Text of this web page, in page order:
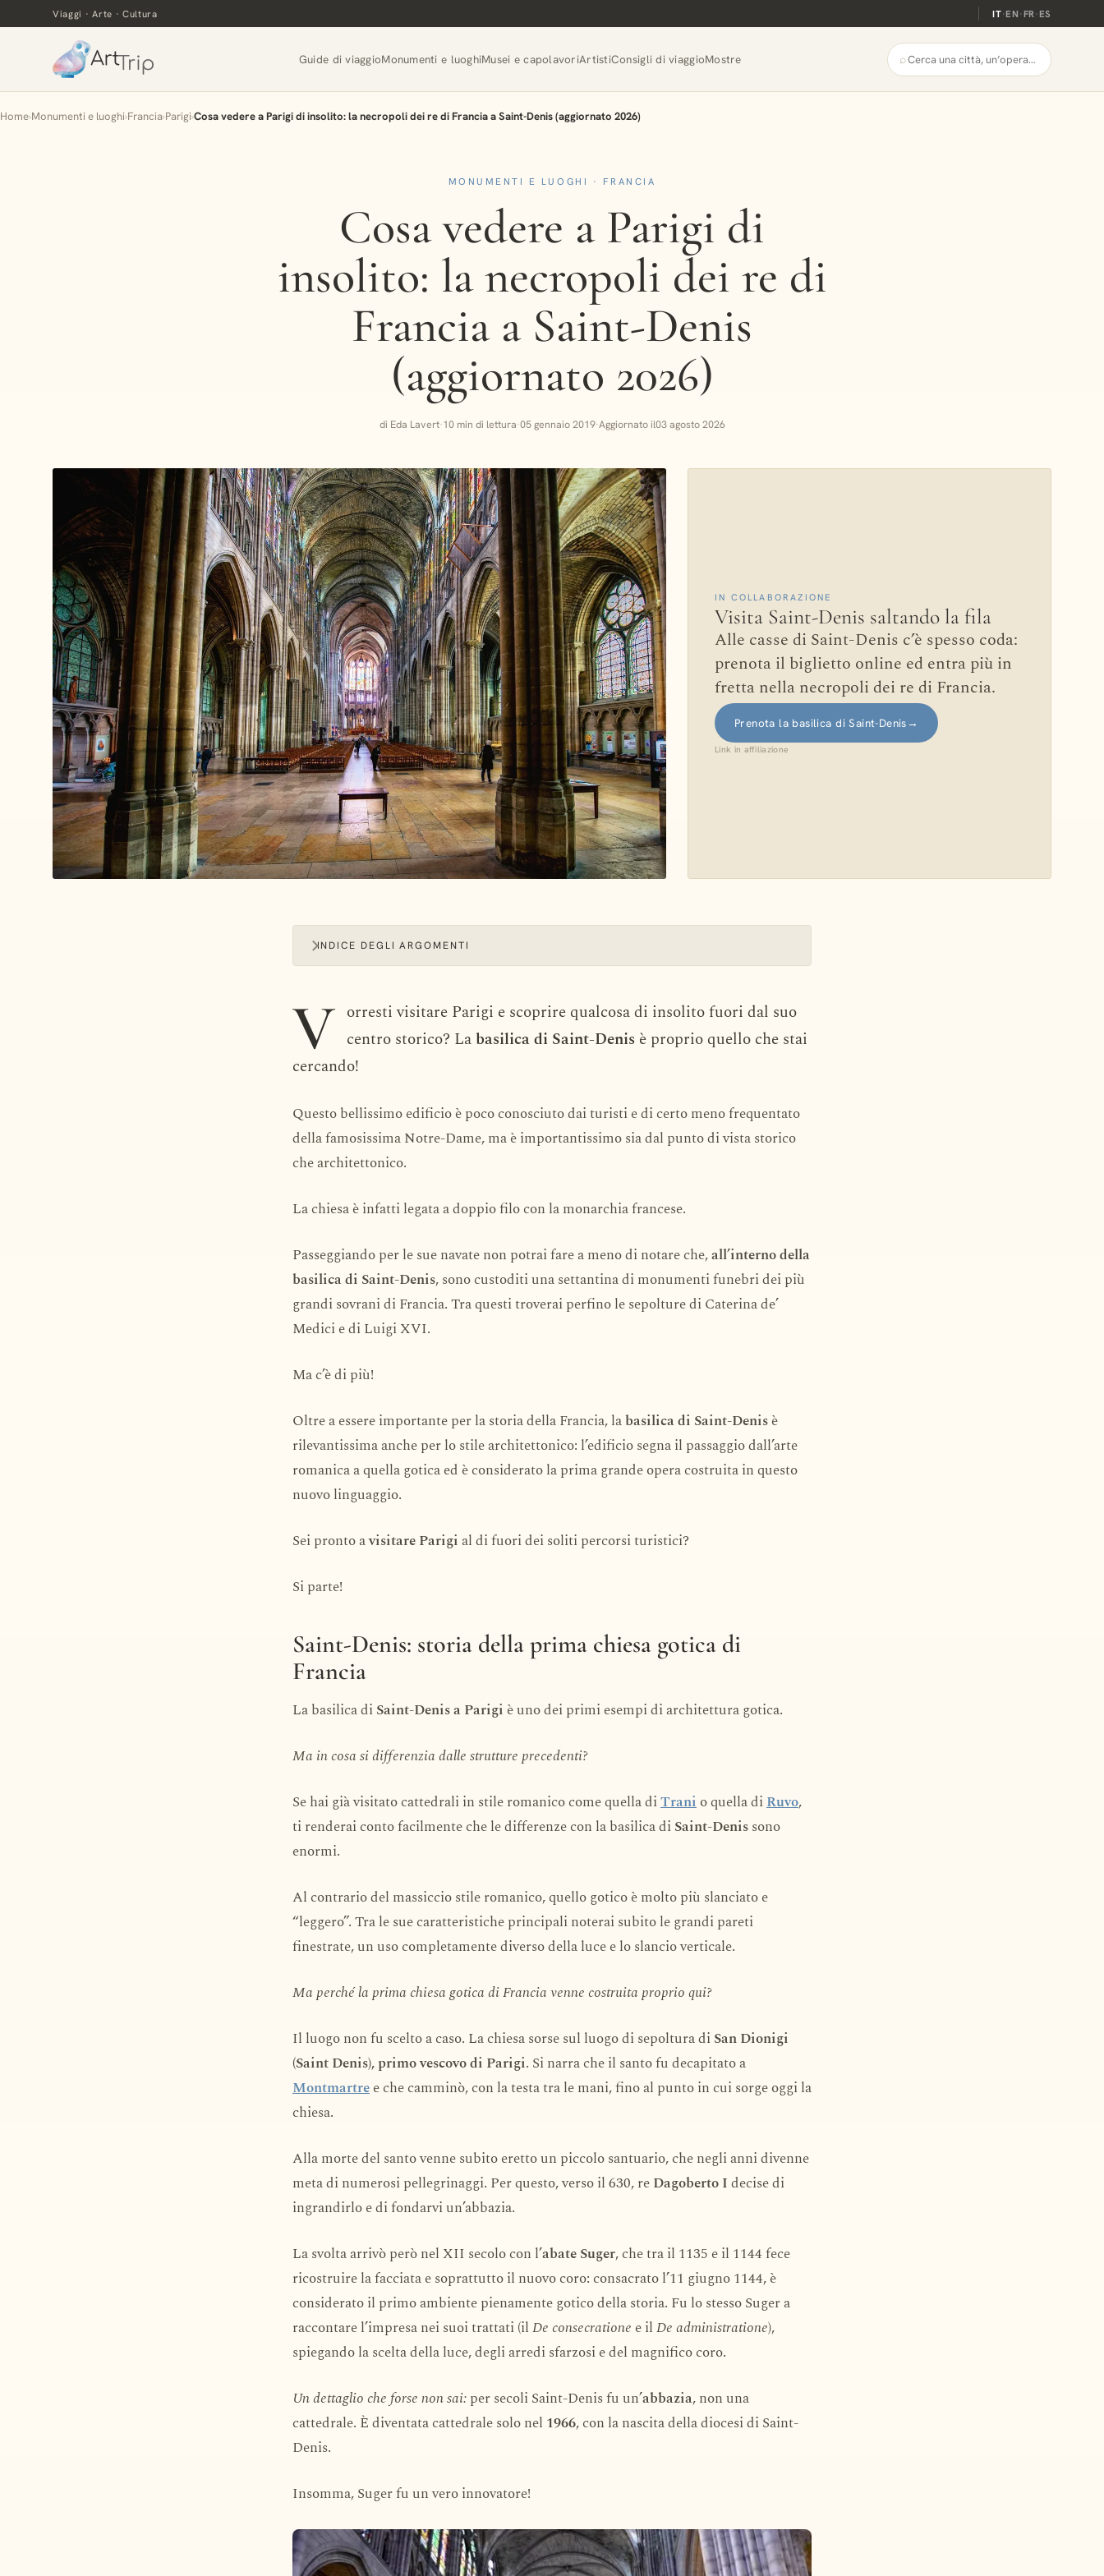
Viaggi · Arte · Cultura IT·EN · FR· ES
Guide di viaggioMonumenti e luoghiMusei e capolavoriArtistiConsigli di viaggioMostre ⌕
Home›Monumenti e luoghi›Francia›Parigi›Cosa vedere a Parigi di insolito: la necropoli dei re di Francia a Saint-Denis (aggiornato 2026)
MONUMENTI E LUOGHI · FRANCIA
Cosa vedere a Parigi di
insolito: la necropoli dei re di
Francia a Saint-Denis
(aggiornato 2026)
di Eda Lavert·10 min di lettura·05 gennaio 2019·Aggiornato il03 agosto 2026
IN COLLABORAZIONE
Visita Saint-Denis saltando la fila
Alle casse di Saint-Denis c’è spesso coda:
prenota il biglietto online ed entra più in
fretta nella necropoli dei re di Francia.
Prenota la basilica di Saint-Denis →
Link in affiliazione
INDICE DEGLI ARGOMENTI
V orresti visitare Parigi e scoprire qualcosa di insolito fuori dal suo
centro storico? La basilica di Saint-Denis è proprio quello che stai
cercando!
Questo bellissimo edificio è poco conosciuto dai turisti e di certo meno frequentato
della famosissima Notre-Dame, ma è importantissimo sia dal punto di vista storico
che architettonico.
La chiesa è infatti legata a doppio filo con la monarchia francese.
Passeggiando per le sue navate non potrai fare a meno di notare che,all’interno della
basilica di Saint-Denis, sono custoditi una settantina di monumenti funebri dei più
grandi sovrani di Francia. Tra questi troverai perfino le sepolture di Caterina de’
Medici e di Luigi XVI.
Ma c’è di più!
Oltre a essere importante per la storia della Francia, labasilica di Saint-Denisè
rilevantissima anche per lo stile architettonico: l’edificio segna il passaggio dall’arte
romanica a quella gotica ed è considerato la prima grande opera costruita in questo
nuovo linguaggio.
Sei pronto avisitare Parigial di fuori dei soliti percorsi turistici?
Si parte!
Saint-Denis: storia della prima chiesa gotica di
Francia
La basilica diSaint-Denis a Parigi è uno dei primi esempi di architettura gotica.
Ma in cosa si differenzia dalle strutture precedenti?
Se hai già visitato cattedrali in stile romanico come quella diTranio quella diRuvo,
ti renderai conto facilmente che le differenze con la basilica diSaint-Denissono
enormi.
Al contrario del massiccio stile romanico, quello gotico è molto più slanciato e
“leggero”. Tra le sue caratteristiche principali noterai subito le grandi pareti
finestrate, un uso completamente diverso della luce e lo slancio verticale.
Ma perché la prima chiesa gotica di Francia venne costruita proprio qui?
Il luogo non fu scelto a caso. La chiesa sorse sul luogo di sepoltura diSan Dionigi
(Saint Denis), primo vescovo di Parigi. Si narra che il santo fu decapitato a
Montmartree che camminò, con la testa tra le mani, fino al punto in cui sorge oggi la
chiesa.
Alla morte del santo venne subito eretto un piccolo santuario, che negli anni divenne
meta di numerosi pellegrinaggi. Per questo, verso il 630, reDagoberto Idecise di
ingrandirlo e di fondarvi un’abbazia.
La svolta arrivò però nel XII secolo con l’abate Suger, che tra il 1135 e il 1144 fece
ricostruire la facciata e soprattutto il nuovo coro: consacrato l’11 giugno 1144, è
considerato il primo ambiente pienamente gotico della storia. Fu lo stesso Suger a
raccontare l’impresa nei suoi trattati (ilDe consecratione e ilDe administratione),
spiegando la scelta della luce, degli arredi sfarzosi e del magnifico coro.
Un dettaglio che forse non sai:per secoli Saint-Denis fu un’abbazia, non una
cattedrale. È diventata cattedrale solo nel 1966, con la nascita della diocesi di Saint-
Denis.
Insomma, Suger fu un vero innovatore!